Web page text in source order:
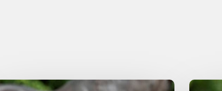
2025 Merrie